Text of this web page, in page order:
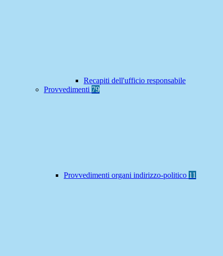
Recapiti dell'ufficio responsabile
Provvedimenti 79
Provvedimenti organi indirizzo-politico 11